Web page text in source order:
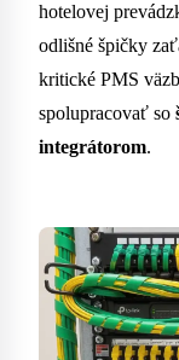
hotelovej
odlišné špičky
kritické PMS
spolupracovať so
integrátorom.